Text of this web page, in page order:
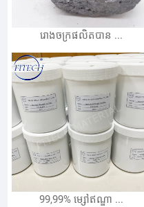
រោងចក្រផលិតបាន ...
99,99% ម្សៅឥណ្ឌា ...